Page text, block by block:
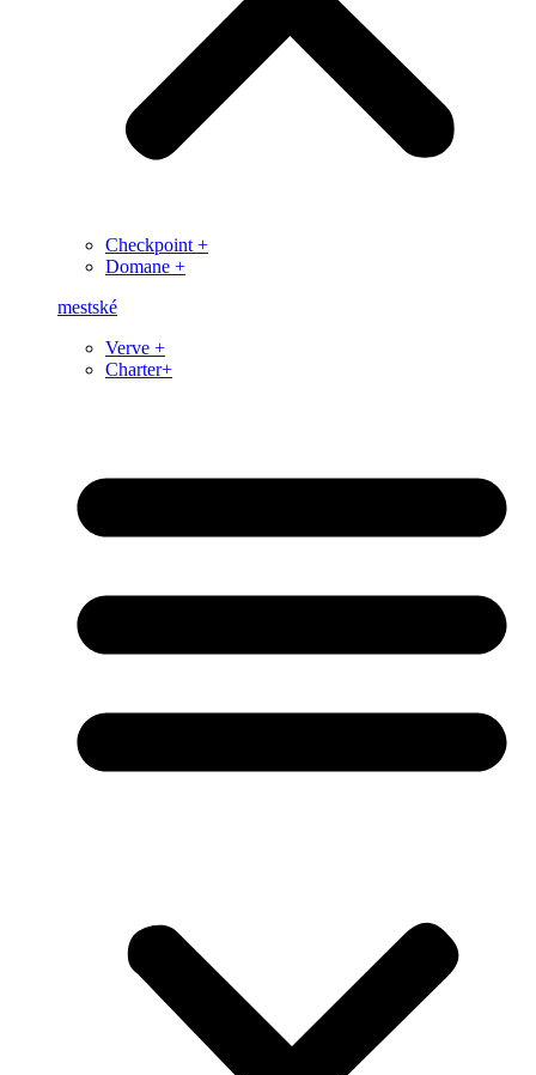
Checkpoint +
Domane +
mestské
Verve +
Charter+